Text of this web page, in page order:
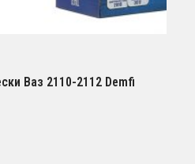
Ваз 2110-2112 Demfi